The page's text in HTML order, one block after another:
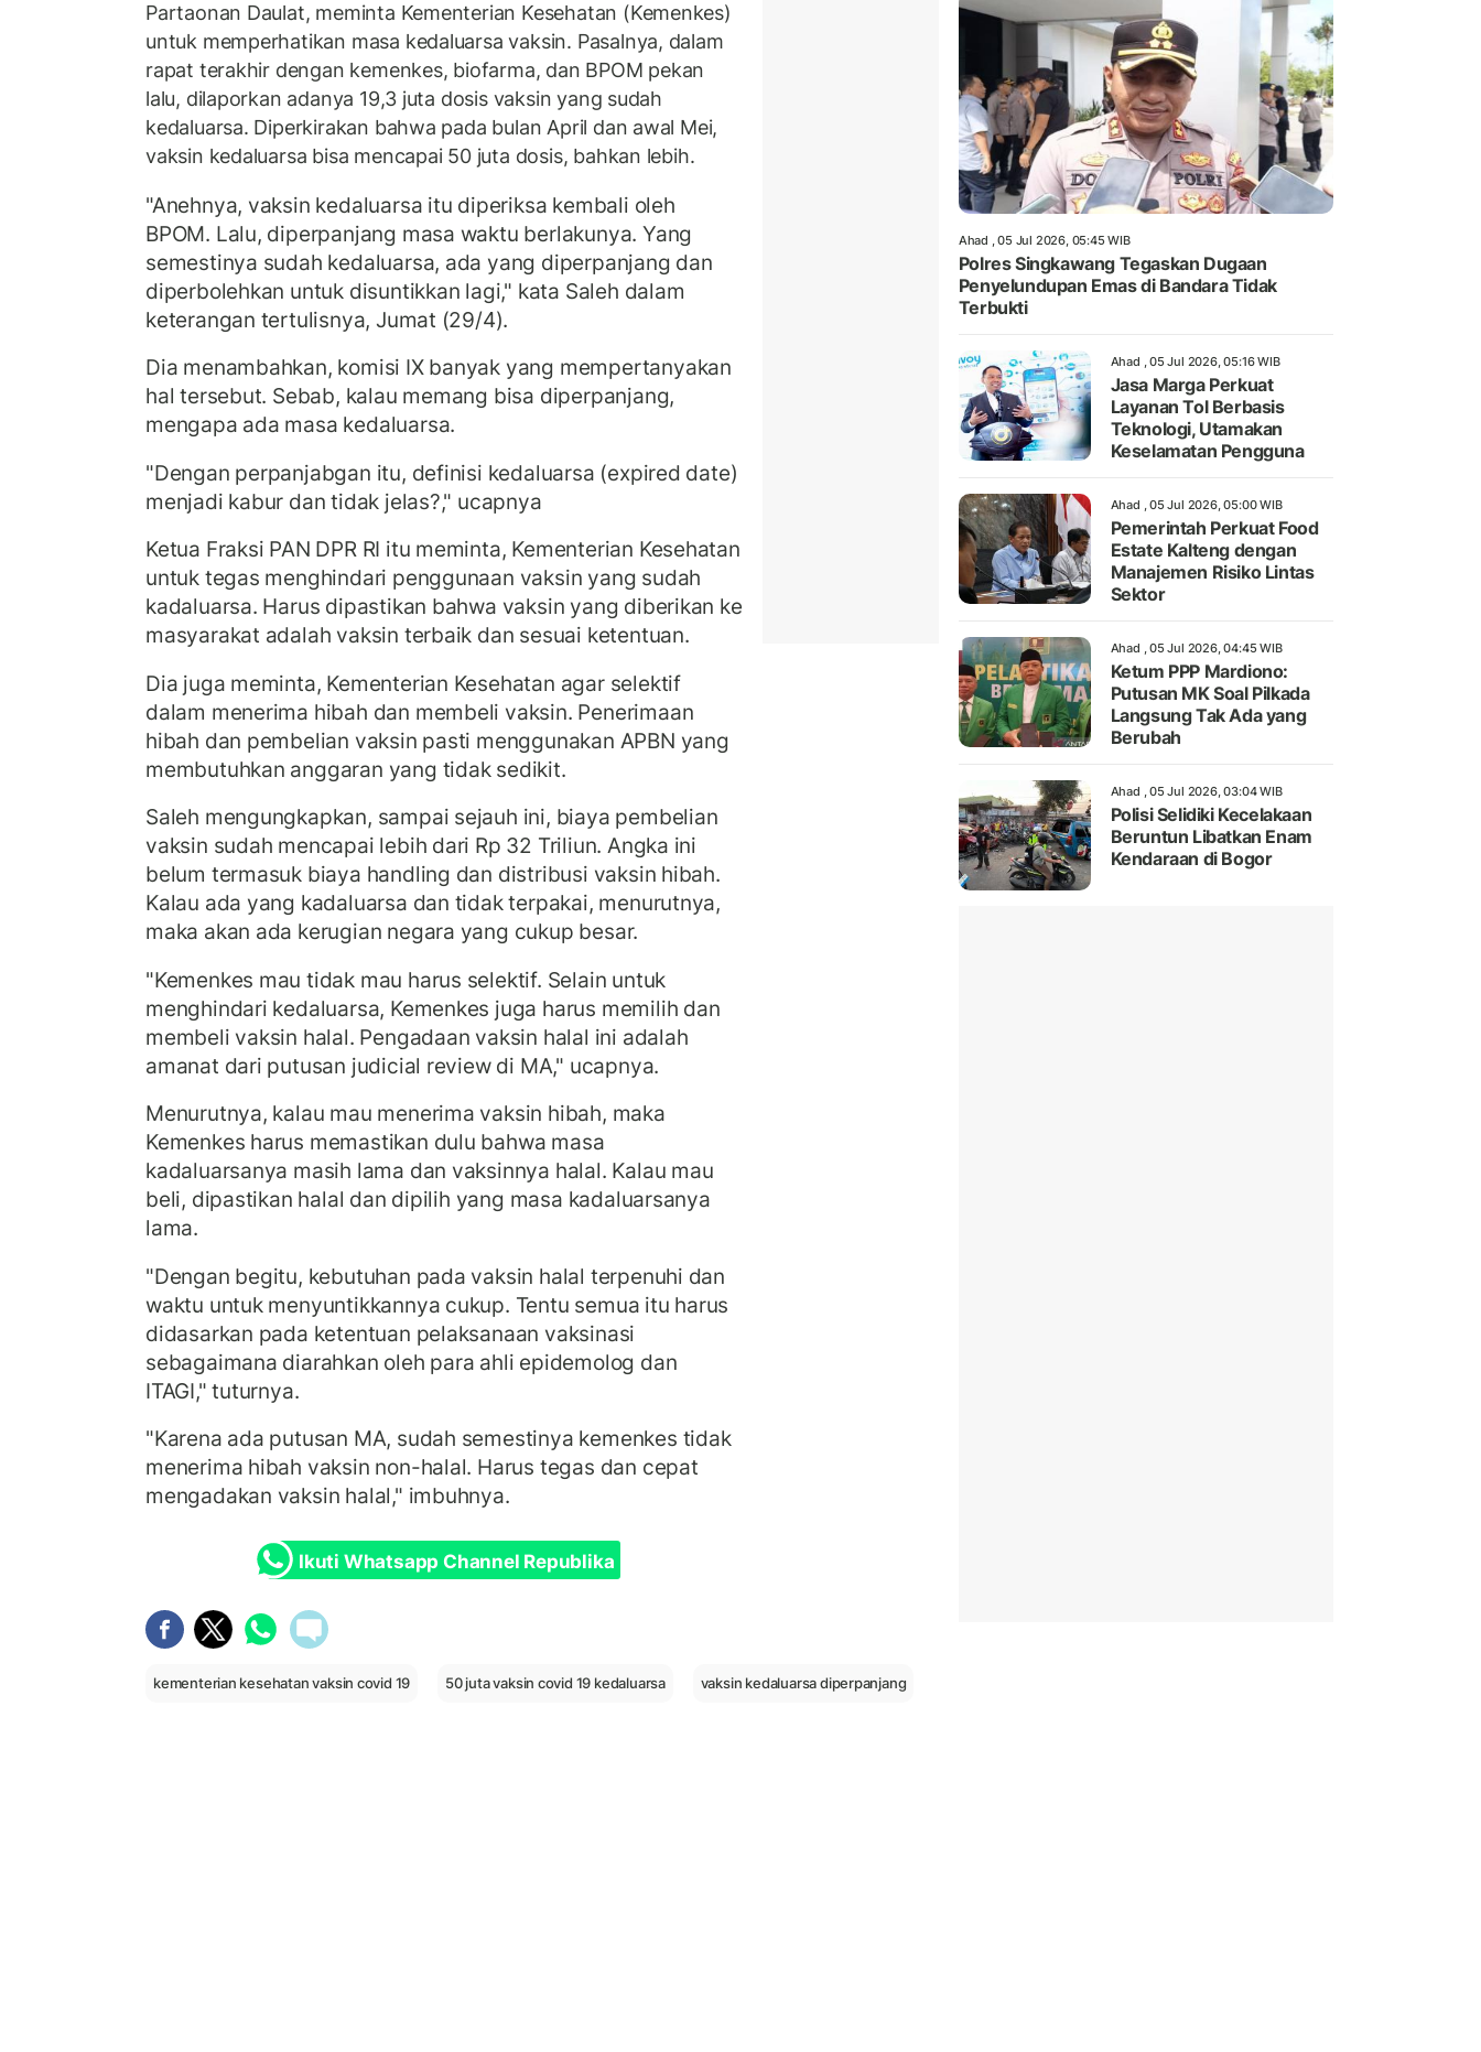
Partaonan Daulat, meminta Kementerian Kesehatan (Kemenkes)
untuk memperhatikan masa kedaluarsa vaksin. Pasalnya, dalam
rapat terakhir dengan kemenkes, biofarma, dan BPOM pekan
lalu, dilaporkan adanya 19,3 juta dosis vaksin yang sudah
kedaluarsa. Diperkirakan bahwa pada bulan April dan awal Mei,
vaksin kedaluarsa bisa mencapai 50 juta dosis, bahkan lebih.
"Anehnya, vaksin kedaluarsa itu diperiksa kembali oleh
BPOM. Lalu, diperpanjang masa waktu berlakunya. Yang
semestinya sudah kedaluarsa, ada yang diperpanjang dan
diperbolehkan untuk disuntikkan lagi," kata Saleh dalam
keterangan tertulisnya, Jumat (29/4).
Dia menambahkan, komisi IX banyak yang mempertanyakan
hal tersebut. Sebab, kalau memang bisa diperpanjang,
mengapa ada masa kedaluarsa.
"Dengan perpanjabgan itu, definisi kedaluarsa (expired date)
menjadi kabur dan tidak jelas?," ucapnya
Ketua Fraksi PAN DPR RI itu meminta, Kementerian Kesehatan
untuk tegas menghindari penggunaan vaksin yang sudah
kadaluarsa. Harus dipastikan bahwa vaksin yang diberikan ke
masyarakat adalah vaksin terbaik dan sesuai ketentuan.
Dia juga meminta, Kementerian Kesehatan agar selektif
dalam menerima hibah dan membeli vaksin. Penerimaan
hibah dan pembelian vaksin pasti menggunakan APBN yang
membutuhkan anggaran yang tidak sedikit.
Saleh mengungkapkan, sampai sejauh ini, biaya pembelian
vaksin sudah mencapai lebih dari Rp 32 Triliun. Angka ini
belum termasuk biaya handling dan distribusi vaksin hibah.
Kalau ada yang kadaluarsa dan tidak terpakai, menurutnya,
maka akan ada kerugian negara yang cukup besar.
"Kemenkes mau tidak mau harus selektif. Selain untuk
menghindari kedaluarsa, Kemenkes juga harus memilih dan
membeli vaksin halal. Pengadaan vaksin halal ini adalah
amanat dari putusan judicial review di MA," ucapnya.
Menurutnya, kalau mau menerima vaksin hibah, maka
Kemenkes harus memastikan dulu bahwa masa
kadaluarsanya masih lama dan vaksinnya halal. Kalau mau
beli, dipastikan halal dan dipilih yang masa kadaluarsanya
lama.
"Dengan begitu, kebutuhan pada vaksin halal terpenuhi dan
waktu untuk menyuntikkannya cukup. Tentu semua itu harus
didasarkan pada ketentuan pelaksanaan vaksinasi
sebagaimana diarahkan oleh para ahli epidemolog dan
ITAGI," tuturnya.
"Karena ada putusan MA, sudah semestinya kemenkes tidak
menerima hibah vaksin non-halal. Harus tegas dan cepat
mengadakan vaksin halal," imbuhnya.
Ikuti Whatsapp Channel Republika
kementerian kesehatan vaksin covid 19 50 juta vaksin covid 19 kedaluarsa vaksin kedaluarsa diperpanjang
Ahad , 05 Jul 2026, 05:45 WIB
Polres Singkawang Tegaskan Dugaan
Penyelundupan Emas di Bandara Tidak
Terbukti
Ahad , 05 Jul 2026, 05:16 WIB
Jasa Marga Perkuat
Layanan Tol Berbasis
Teknologi, Utamakan
Keselamatan Pengguna
Ahad , 05 Jul 2026, 05:00 WIB
Pemerintah Perkuat Food
Estate Kalteng dengan
Manajemen Risiko Lintas
Sektor
Ahad , 05 Jul 2026, 04:45 WIB
Ketum PPP Mardiono:
Putusan MK Soal Pilkada
Langsung Tak Ada yang
Berubah
Ahad , 05 Jul 2026, 03:04 WIB
Polisi Selidiki Kecelakaan
Beruntun Libatkan Enam
Kendaraan di Bogor